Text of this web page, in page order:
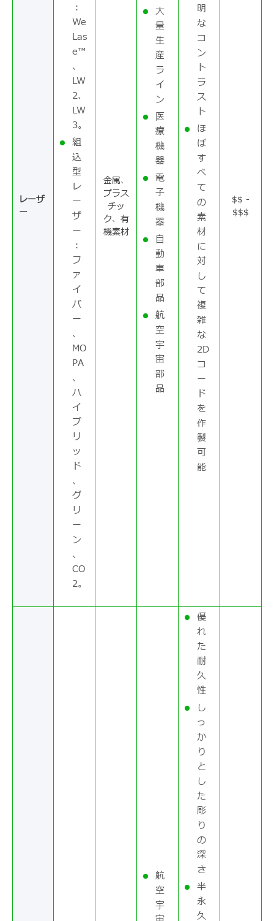
レーザ
ー
：
We
Las
e™
、
LW
2、
LW
3。
組
込
型
レ
ー
ザ
ー
：
フ
ァ
イ
バ
ー
、
MO
PA
、
ハ
イ
ブ
リ
ッ
ド
、
グ
リ
ー
ン
、
CO
2。
金属、
プラス
チッ
ク、有
機素材
大
量
生
産
ラ
イ
ン
医
療
機
器
電
子
機
器
自
動
車
部
品
航
空
宇
宙
部
品
明
な
コ
ン
ト
ラ
ス
ト
ほ
ぼ
す
べ
て
の
素
材
に
対
し
て
複
雑
な
2D
コ
ー
ド
を
作
製
可
能
$$ -
$$$
航
空
宇
優
れ
た
耐
久
性
し
っ
か
り
と
し
た
彫
り
の
深
さ
半
永
久